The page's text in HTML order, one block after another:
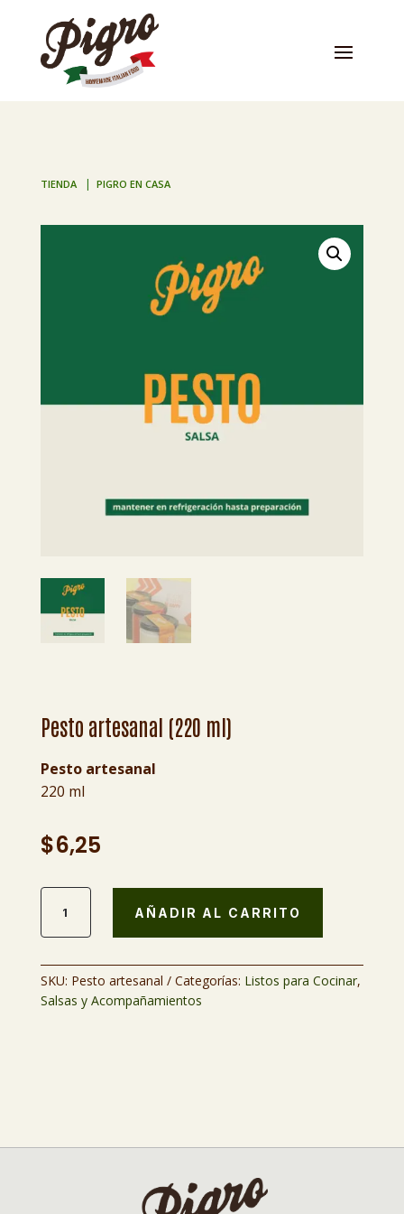
TIENDA| PIGRO EN CASA
Pesto artesanal (220 ml)
Pesto artesanal
220 ml
$6,25
artesanal
(220
cantidad
AÑADIR AL CARRITO
SKU: Pesto artesanal Categorías: Listos para Cocinar,
Salsas y Acompañamientos